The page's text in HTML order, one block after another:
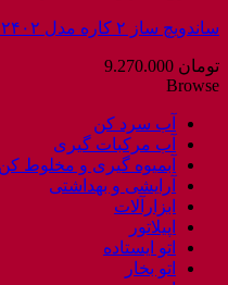
ساندویچ ساز ۲ کاره مدل ۲۴۰۲ برند زومیت / zoomit one zm-۲۴۰۲
تومان
Browse
آب سرد کن
آب مرکبات گیری
آبمیوه گیری و مخلوط کن
آرایشی و بهداشتی
ابزارآلات
اپیلاتور
اتو ایستاده
اتو بخار